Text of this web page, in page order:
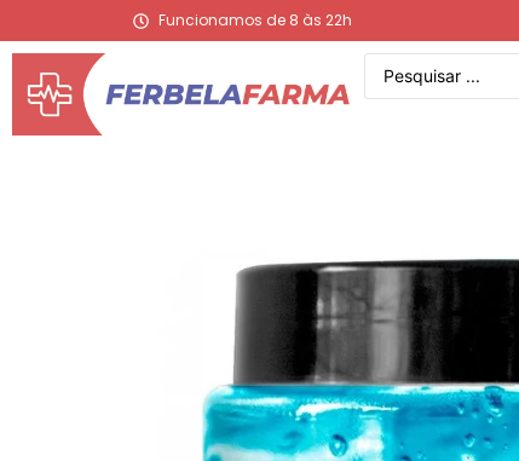
Funcionamos de 8 às 22h